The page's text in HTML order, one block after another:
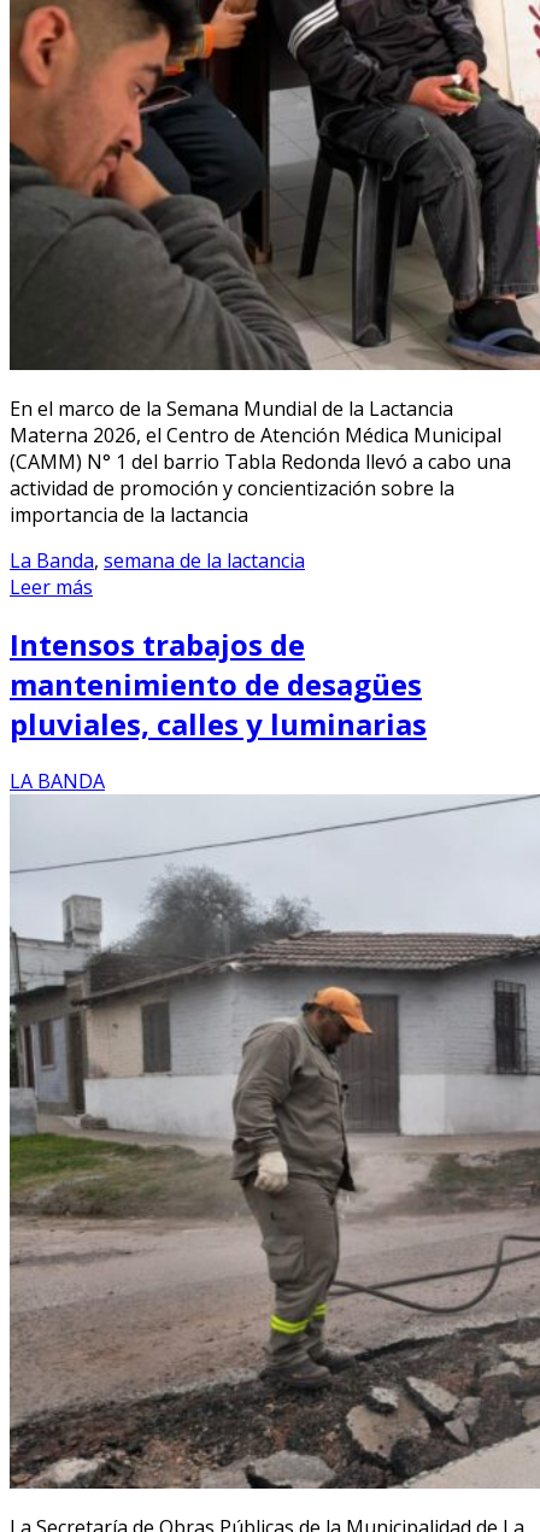
En el marco de la Semana Mundial de la Lactancia
Materna 2026, el Centro de Atención Médica Municipal
(CAMM) N° 1 del barrio Tabla Redonda llevó a cabo una
actividad de promoción y concientización sobre la
importancia de la lactancia
La Banda, semana de la lactancia
Leer más
Intensos trabajos de
mantenimiento de desagües
pluviales, calles y luminarias
LA BANDA